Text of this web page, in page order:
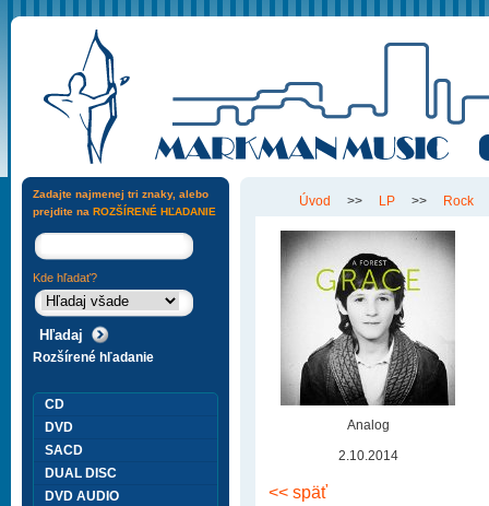
Úvod >> LP >> Rock
Analog
2.10.2014
<< späť
Zadajte najmenej tri znaky, alebo
prejdite na ROZŠÍRENÉ HĽADANIE
Kde hľadať?
Rozšírené hľadanie
CD
DVD
SACD
DUAL DISC
DVD AUDIO